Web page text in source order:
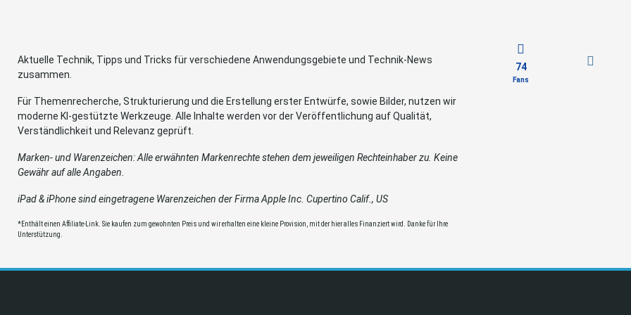
Aktuelle Technik, Tipps und Tricks für verschiedene Anwendungsgebiete und Technik-News
zusammen.
Für Themenrecherche, Strukturierung und die Erstellung erster Entwürfe, sowie Bilder, nutzen wir
moderne KI-gestützte Werkzeuge. Alle Inhalte werden vor der Veröffentlichung auf Qualität,
Verständlichkeit und Relevanz geprüft.
Marken- und Warenzeichen: Alle erwähnten Markenrechte stehen dem jeweiligen Rechteinhaber zu. Keine
Gewähr auf alle Angaben.
iPad & iPhone sind eingetragene Warenzeichen der Firma Apple Inc. Cupertino Calif., US
*Enthält einen Affiliate-Link. Sie kaufen zum gewohnten Preis und wir erhalten eine kleine Provision, mit der hier alles Finanziert wird. Danke für Ihre
Unterstützung.
74
Fans